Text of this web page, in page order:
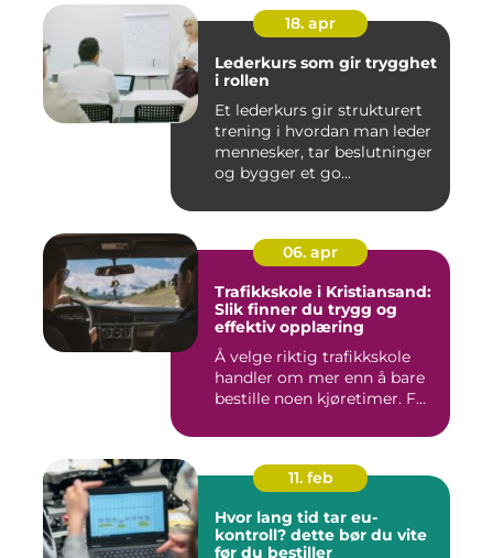
18. apr
Lederkurs som gir trygghet
i rollen
Et lederkurs gir strukturert
trening i hvordan man leder
mennesker, tar beslutninger
og bygger et go...
06. apr
Trafikkskole i Kristiansand:
Slik finner du trygg og
effektiv opplæring
Å velge riktig trafikkskole
handler om mer enn å bare
bestille noen kjøretimer. F...
11. feb
Hvor lang tid tar eu-
kontroll? dette bør du vite
før du bestiller